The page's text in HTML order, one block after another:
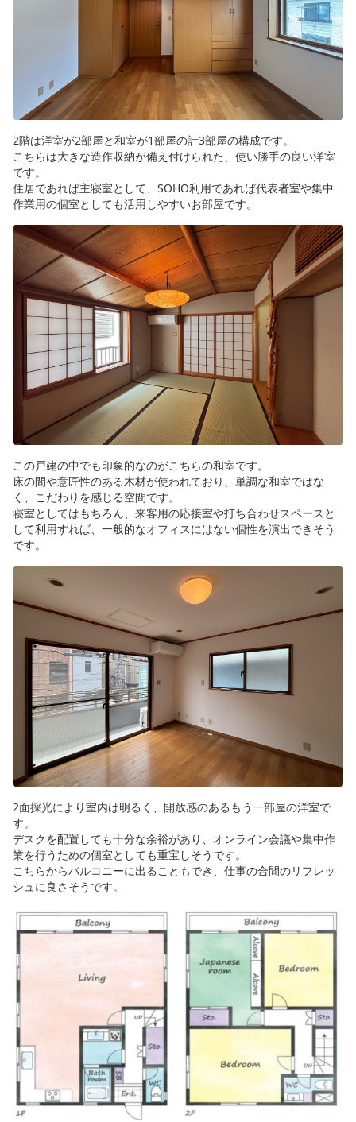
2階は洋室が2部屋と和室が1部屋の計3部屋の構成です。
こちらは大きな造作収納が備え付けられた、使い勝手の良い洋室
です。
住居であれば主寝室として、SOHO利用であれば代表者室や集中
作業用の個室としても活用しやすいお部屋です。
この戸建の中でも印象的なのがこちらの和室です。
床の間や意匠性のある木材が使われており、単調な和室ではな
く、こだわりを感じる空間です。
寝室としてはもちろん、来客用の応接室や打ち合わせスペースと
して利用すれば、一般的なオフィスにはない個性を演出できそう
です。
2面採光により室内は明るく、開放感のあるもう一部屋の洋室で
す。
デスクを配置しても十分な余裕があり、オンライン会議や集中作
業を行うための個室としても重宝しそうです。
こちらからバルコニーに出ることもでき、仕事の合間のリフレッ
シュに良さそうです。